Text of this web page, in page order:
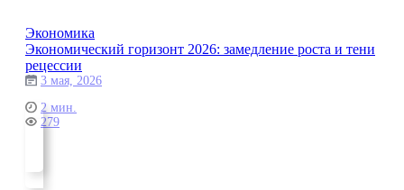
Экономика
Экономический горизонт 2026: замедление роста и тени
рецессии
3 мая, 2026
2 мин.
279